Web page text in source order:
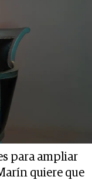
para ampliar
quiere que